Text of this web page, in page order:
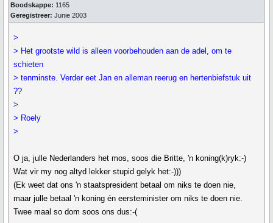
Boodskappe: 1165
Geregistreer: Junie 2003
>
> Het grootste wild is alleen voorbehouden aan de adel, om te
schieten
> tenminste. Verder eet Jan en alleman reerug en hertenbiefstuk uit
??
>
> Roely
>
O ja, julle Nederlanders het mos, soos die Britte, 'n koning(k)ryk:-)
Wat vir my nog altyd lekker stupid gelyk het:-)))
(Ek weet dat ons 'n staatspresident betaal om niks te doen nie,
maar julle betaal 'n koning én eersteminister om niks te doen nie.
Twee maal so dom soos ons dus:-(